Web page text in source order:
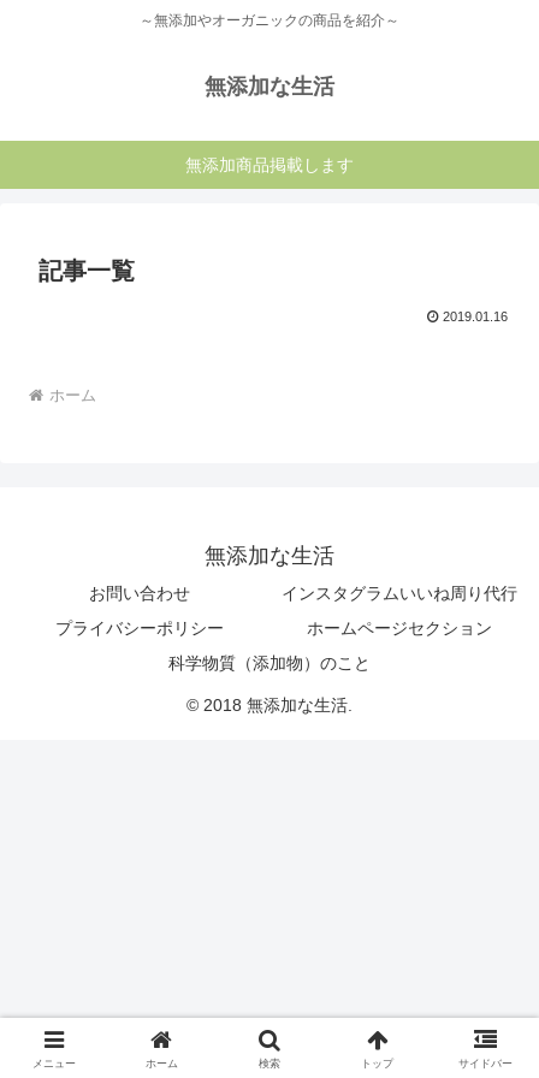
～無添加やオーガニックの商品を紹介～
無添加な生活
無添加商品掲載します
記事一覧
2019.01.16
ホーム
無添加な生活
お問い合わせ
インスタグラムいいね周り代行
プライバシーポリシー
ホームページセクション
科学物質（添加物）のこと
© 2018 無添加な生活.
メニュー ホーム 検索 トップ サイドバー